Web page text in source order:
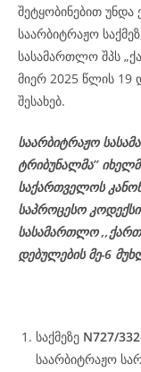
შეტყობინებით უნდა
საარბიტრაჟო
სასამართლო შპს
მიერ 2025 წლის 19
შესახებ.
საარბიტრაჟო
ტრიბუნალმა’’
საქართველოს
საპროცესო
სასამართლო
დებულების მე-6
საქმეზე N727/
საარბიტრაჟო